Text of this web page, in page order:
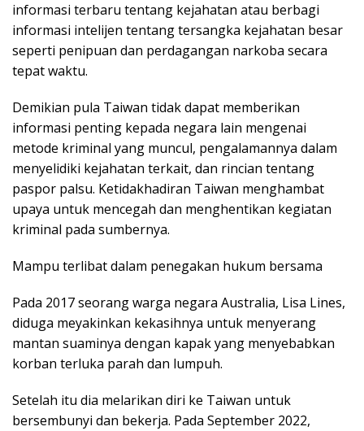
informasi terbaru tentang kejahatan atau berbagi
informasi intelijen tentang tersangka kejahatan besar
seperti penipuan dan perdagangan narkoba secara
tepat waktu.
Demikian pula Taiwan tidak dapat memberikan
informasi penting kepada negara lain mengenai
metode kriminal yang muncul, pengalamannya dalam
menyelidiki kejahatan terkait, dan rincian tentang
paspor palsu. Ketidakhadiran Taiwan menghambat
upaya untuk mencegah dan menghentikan kegiatan
kriminal pada sumbernya.
Mampu terlibat dalam penegakan hukum bersama
Pada 2017 seorang warga negara Australia, Lisa Lines,
diduga meyakinkan kekasihnya untuk menyerang
mantan suaminya dengan kapak yang menyebabkan
korban terluka parah dan lumpuh.
Setelah itu dia melarikan diri ke Taiwan untuk
bersembunyi dan bekerja. Pada September 2022,